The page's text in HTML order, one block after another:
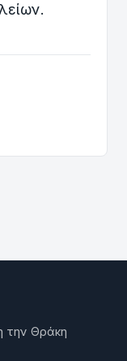
την Θράκη